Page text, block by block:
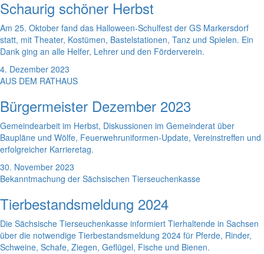
Schaurig schöner Herbst
Am 25. Oktober fand das Halloween-Schulfest der GS Markersdorf
statt, mit Theater, Kostümen, Bastelstationen, Tanz und Spielen. Ein
Dank ging an alle Helfer, Lehrer und den Förderverein.
4. Dezember 2023
AUS DEM RATHAUS
Bürgermeister Dezember 2023
Gemeindearbeit im Herbst, Diskussionen im Gemeinderat über
Baupläne und Wölfe, Feuerwehruniformen-Update, Vereinstreffen und
erfolgreicher Karrieretag.
30. November 2023
Bekanntmachung der Sächsischen Tierseuchenkasse
Tierbestandsmeldung 2024
Die Sächsische Tierseuchenkasse informiert Tierhaltende in Sachsen
über die notwendige Tierbestandsmeldung 2024 für Pferde, Rinder,
Schweine, Schafe, Ziegen, Geflügel, Fische und Bienen.